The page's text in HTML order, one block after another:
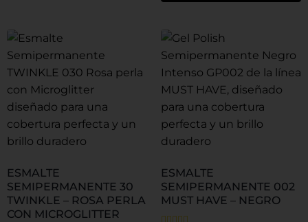
ESMALTE
SEMIPERMANENTE 30
TWINKLE – ROSA PERLA
CON MICROGLITTER
ESMALTE
SEMIPERMANENTE 002
MUST HAVE – NEGRO